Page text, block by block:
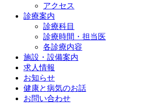
アクセス
診療案内
診療科目
診療時間・担当医
各診療内容
施設・設備案内
求人情報
お知らせ
健康と病気のお話
お問い合わせ